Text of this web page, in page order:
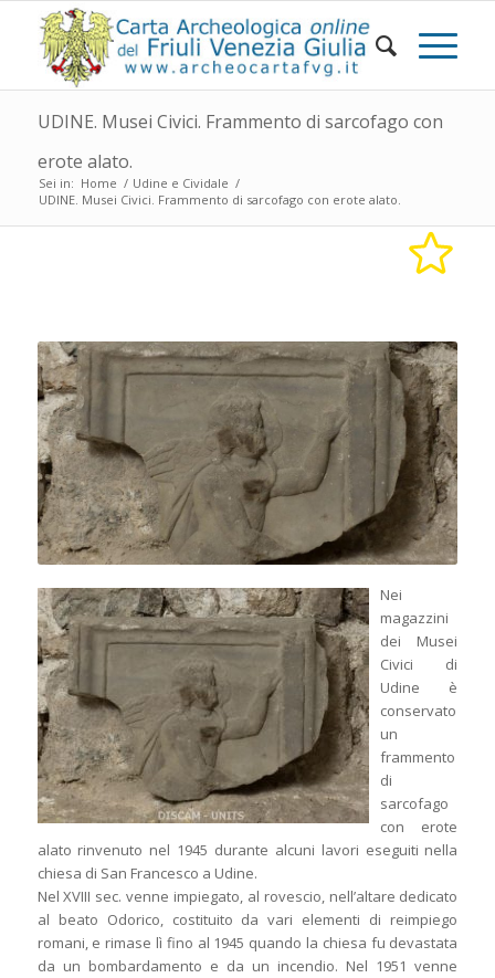
UDINE. Musei Civici. Frammento di sarcofago con
erote alato.
Sei in: Home / Udine e Cividale /
UDINE. Musei Civici. Frammento di sarcofago con erote alato.
Nei
magazzini
dei Musei
Civici di
Udine è
conservato
un
frammento
di
sarcofago
con erote
alato rinvenuto nel 1945 durante alcuni lavori eseguiti nella
chiesa di San Francesco a Udine.
Nel XVIII sec. venne impiegato, al rovescio, nell’altare dedicato
al beato Odorico, costituito da vari elementi di reimpiego
romani, e rimase lì fino al 1945 quando la chiesa fu devastata
da un bombardamento e da un incendio. Nel 1951 venne